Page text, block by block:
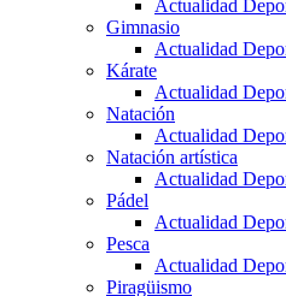
Actualidad
Gimnasio
Actualidad
Kárate
Actualidad
Natación
Actualidad
Natación artística
Actualidad
Pádel
Actualidad
Pesca
Actualidad
Piragüismo